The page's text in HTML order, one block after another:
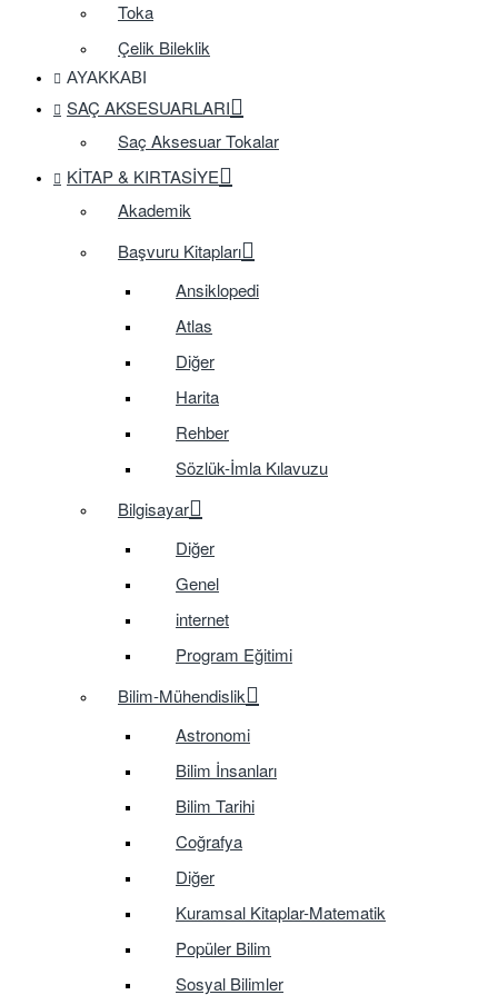
Toka
Çelik Bileklik
AYAKKABI
SAÇ AKSESUARLARI
Saç Aksesuar Tokalar
KITAP & KIRTASIYE
Akademik
Başvuru Kitapları
Ansiklopedi
Atlas
Diğer
Harita
Rehber
Sözlük-İmla Kılavuzu
Bilgisayar
Diğer
Genel
internet
Program Eğitimi
Bilim-Mühendislik
Astronomi
Bilim İnsanları
Bilim Tarihi
Coğrafya
Diğer
Kuramsal Kitaplar-Matematik
Popüler Bilim
Sosyal Bilimler